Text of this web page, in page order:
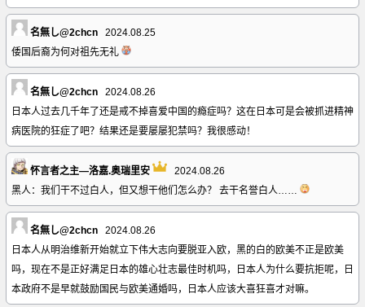
名無し@2chcn
2024.08.25
倭国后裔为何对祖先无礼
名無し@2chcn
2024.08.26
日本人过去几千年了还是戒不掉喜爱中国的瘾症吗？这在日本可是会被抓进精神
病医院的狂症了吧？结果还是要屡屡犯禁吗？我很感动！
怀言者之主—洛嘉.奥瑞里安
2024.08.26
黑人：我们干不过白人，但又想干他们怎么办？ 去干名誉白人……
名無し@2chcn
2024.08.26
日本人从明治维新开始就立下伟大志向要脱亚入欧，黑的白的欧美不正是欧美
吗，现在不是正好满足日本的雄心壮志最佳时机吗，日本人为什么要抗拒呢，日
本政府不是早就鼓励国民与欧美通婚吗，日本人应该大喜狂喜才对嘛。